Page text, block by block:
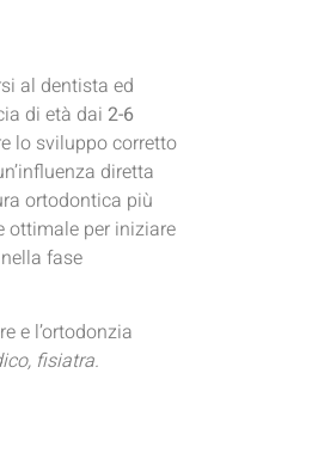
al dentista ed
di età dai 2-6
lo sviluppo corretto
diretta
ortodontica più
ottimale per iniziare
nella fase
e l’ortodonzia
fisiatra.